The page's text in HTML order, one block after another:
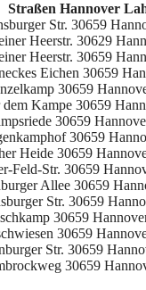
Straßen Hannover
Str. 30659
Heerstr. 30629
Heerstr. 30659
Eichen 30659
30659
Kampe 30659
30659
30659
Heide 30659
Feld-Str. 30659
Allee 30659
Str. 30659
30659
30659
Str. 30659
30659